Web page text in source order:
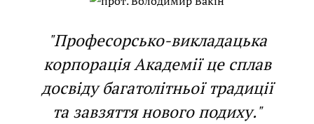
"Професорсько-викладацька
корпорація Академії це сплав
досвіду багатолітньої традиції
та завзяття нового подиху."